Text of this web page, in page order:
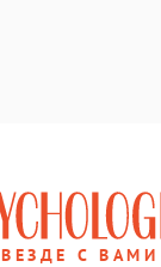
ВЕЗДЕ С ВАМИ